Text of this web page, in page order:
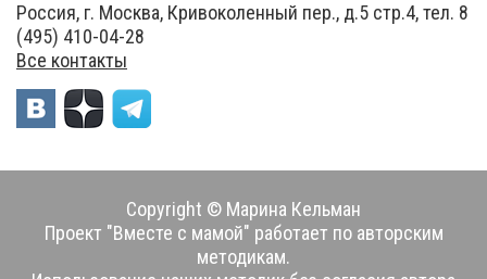
Россия, г. Москва, Кривоколенный пер., д.5 стр.4, тел. 8
(495) 410-04-28
Все контакты
Copyright © Марина Кельман
Проект "Вместе с мамой" работает по авторским
методикам.